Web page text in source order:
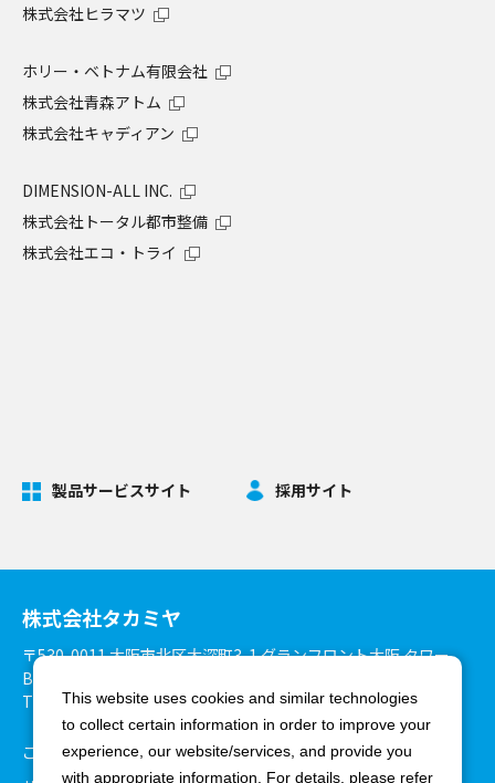
株式会社ヒラマツ
ホリー・ベトナム有限会社
株式会社青森アトム
株式会社キャディアン
DIMENSION-ALL INC.
株式会社トータル都市整備
株式会社エコ・トライ
製品サービスサイト 採用サイト
株式会社タカミヤ
〒530-0011 大阪市北区大深町3-1 グランフロント大阪 タワー
B27階
TEL：06-6375-3900 FAX：06-6375-8825
ご利用環境について
個人情報保護方針
This website uses cookies and similar technologies
to collect certain information in order to improve your
experience, our website/services, and provide you
with appropriate information. For details, please refer